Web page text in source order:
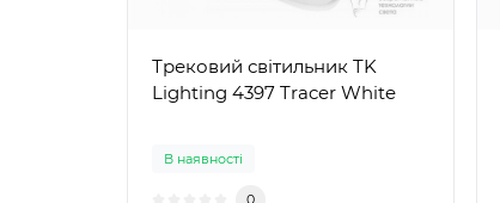
Трековий світильник TK
Lighting 4397 Tracer White
В наявності
0